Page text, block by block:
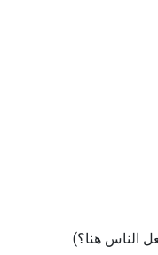
الناس هنا؟)